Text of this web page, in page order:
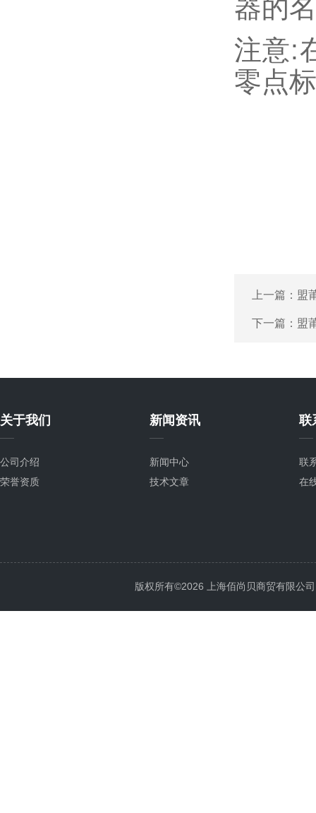
器的
注意:
零点
上一篇： 盟
下一篇： 盟
关于我们
公司介绍
荣誉资质
新闻资讯
新闻中心
技术文章
联
联
在
版权所有©2026 上海佰尚贝商贸有限公